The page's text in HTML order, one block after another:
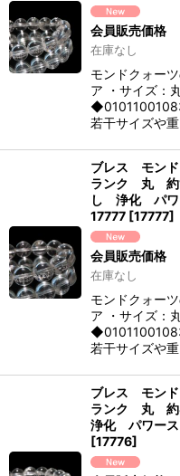
会員販売価格
在庫なし
モンドクォー
ア ・サイズ：
若干サイズや
ブレス モン
ランク 丸
し 浄化 パワ
17777 [17777]
会員販売価格
在庫なし
モンドクォー
ア ・サイズ：
若干サイズや
ブレス モン
ランク 丸
浄化 パワー
[17776]